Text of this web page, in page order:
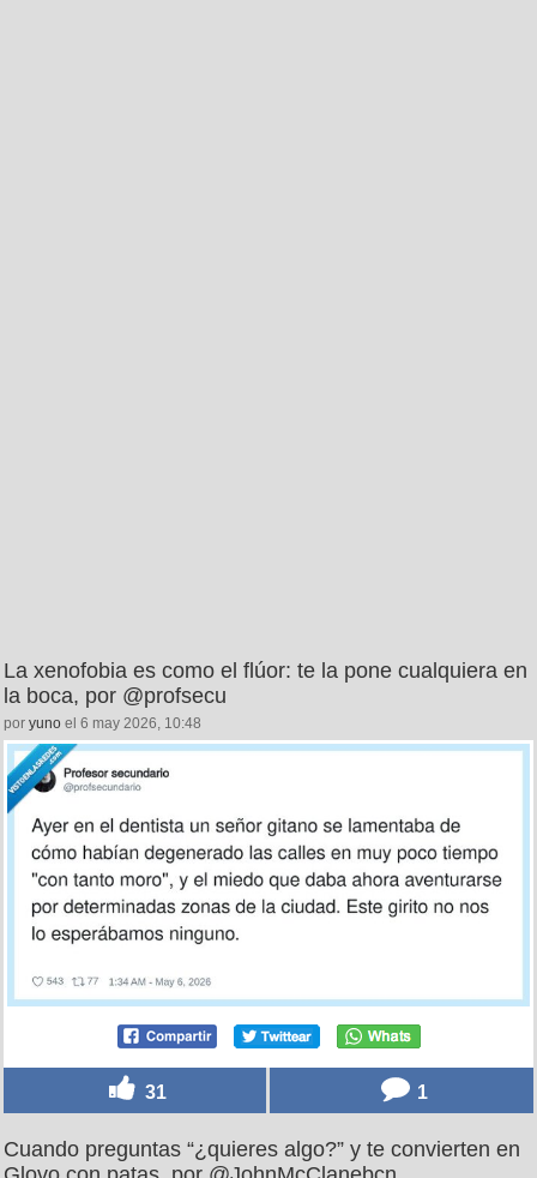
La xenofobia es como el flúor: te la pone cualquiera en
la boca, por @profsecu
por yuno el 6 may 2026, 10:48
31 1
Cuando preguntas “¿quieres algo?” y te convierten en